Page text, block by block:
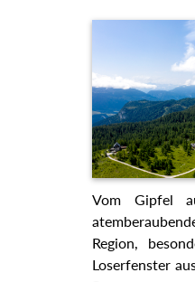
Vom Gipfel
Region,
Loserfenster